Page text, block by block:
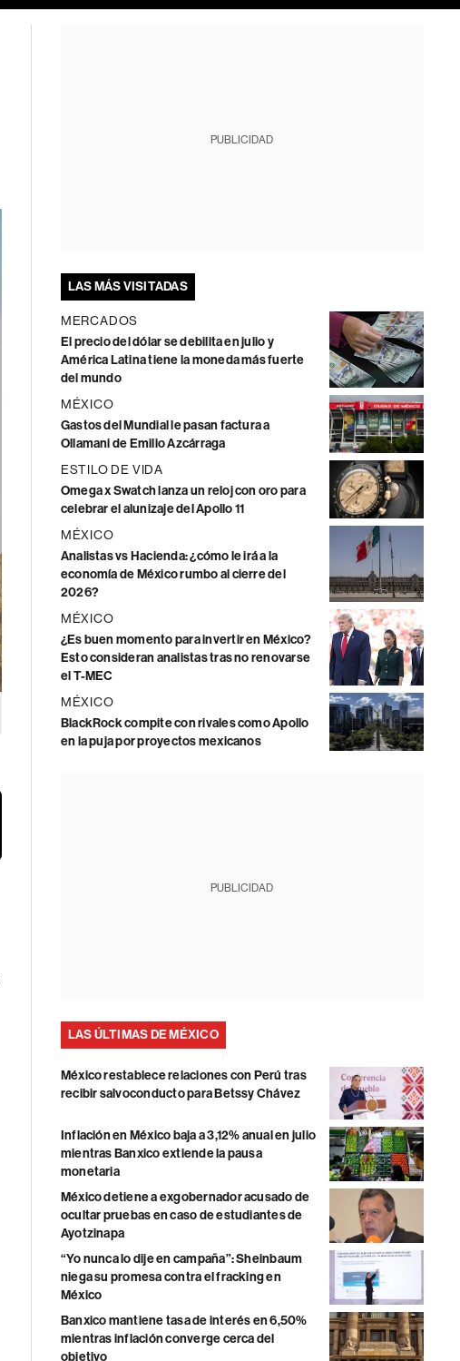
PUBLICIDAD
LAS MÁS VISITADAS
MERCADOS
El precio del dólar se debilita en julio y
América Latina tiene la moneda más fuerte
del mundo
MÉXICO
Gastos del Mundial le pasan factura a
Ollamani de Emilio Azcárraga
ESTILO DE VIDA
Omega x Swatch lanza un reloj con oro para
celebrar el alunizaje del Apollo 11
MÉXICO
Analistas vs Hacienda: ¿cómo le irá a la
economía de México rumbo al cierre del
2026?
MÉXICO
¿Es buen momento para invertir en México?
Esto consideran analistas tras no renovarse
el T-MEC
MÉXICO
BlackRock compite con rivales como Apollo
en la puja por proyectos mexicanos
PUBLICIDAD
LAS ÚLTIMAS DE MÉXICO
México restablece relaciones con Perú tras
recibir salvoconducto para Betssy Chávez
Inflación en México baja a 3,12% anual en julio
mientras Banxico extiende la pausa
monetaria
México detiene a exgobernador acusado de
ocultar pruebas en caso de estudiantes de
Ayotzinapa
“Yo nunca lo dije en campaña”: Sheinbaum
niega su promesa contra el fracking en
México
Banxico mantiene tasa de interés en 6,50%
mientras inflación converge cerca del
objetivo